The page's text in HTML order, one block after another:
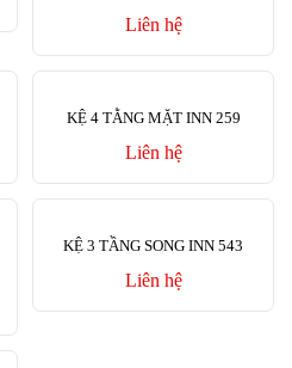
Liên hệ
KỆ 4 TẰNG MẶT INN 259
Liên hệ
KỆ 3 TẦNG SONG INN 543
Liên hệ